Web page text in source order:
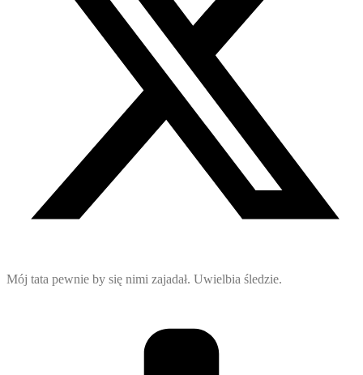
Mój tata pewnie by się nimi zajadał. Uwielbia śledzie.